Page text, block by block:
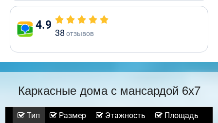
4.9
38 отзывов
Каркасные дома с мансардой 6х7
Тип Размер Этажность
Площадь